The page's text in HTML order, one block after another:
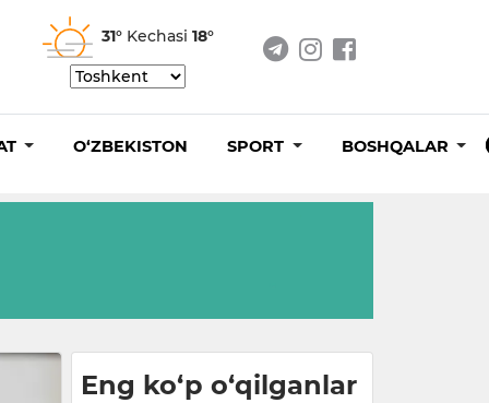
31° Kechasi 18°
O‘ZBEKISTON SPORT BOSHQALAR
Eng ko‘p o‘qilganlar